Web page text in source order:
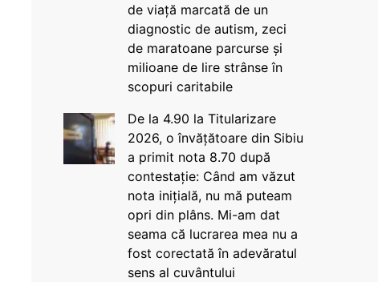
de viață marcată de un
diagnostic de autism, zeci
de maratoane parcurse și
milioane de lire strânse în
scopuri caritabile
De la 4.90 la Titularizare
2026, o învățătoare din Sibiu
a primit nota 8.70 după
contestație: Când am văzut
nota inițială, nu mă puteam
opri din plâns. Mi-am dat
seama că lucrarea mea nu a
fost corectată în adevăratul
sens al cuvântului